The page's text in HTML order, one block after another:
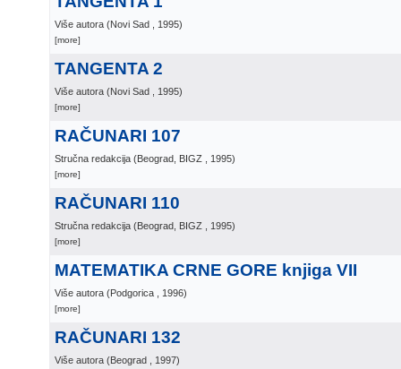
Više autora (Novi Sad , 1995)
[more]
TANGENTA 2
Više autora (Novi Sad , 1995)
[more]
RAČUNARI 107
Stručna redakcija (Beograd, BIGZ , 1995)
[more]
RAČUNARI 110
Stručna redakcija (Beograd, BIGZ , 1995)
[more]
MATEMATIKA CRNE GORE knjiga VII
Više autora (Podgorica , 1996)
[more]
RAČUNARI 132
Više autora (Beograd , 1997)